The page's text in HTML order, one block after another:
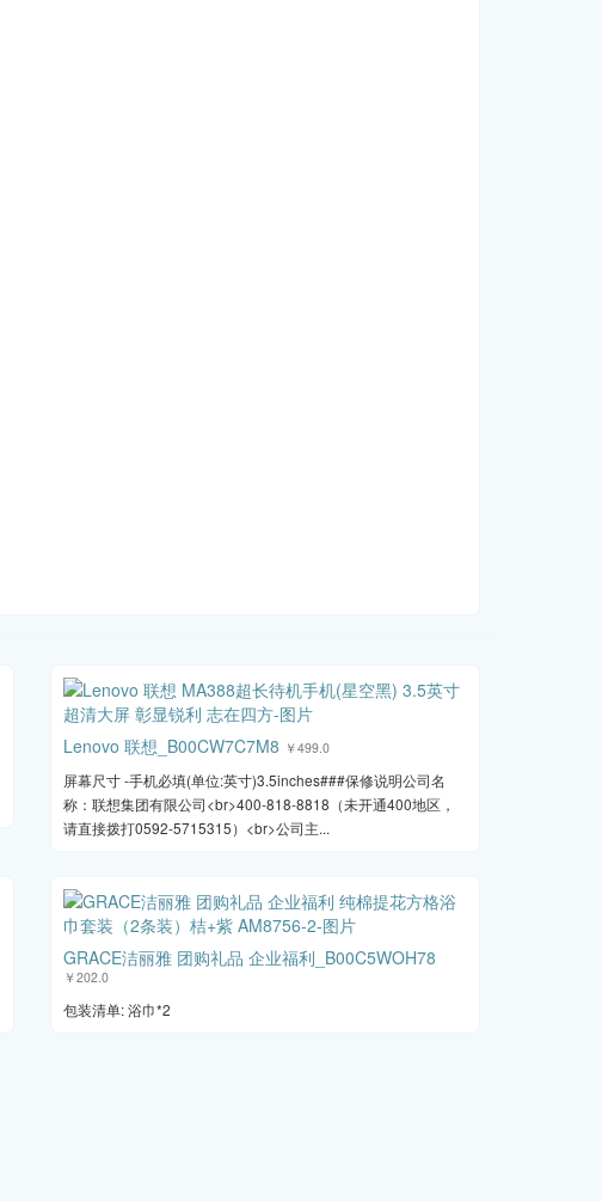
Lenovo 联想_B00CW7C7M8 ￥499.0
屏幕尺寸 -手机必填(单位:英寸)3.5inches###保修说明公司名
称：联想集团有限公司<br>400-818-8818（未开通400地区，
请直接拨打0592-5715315）<br>公司主...
GRACE洁丽雅 团购礼品 企业福利_B00C5WOH78
￥202.0
包装清单: 浴巾*2